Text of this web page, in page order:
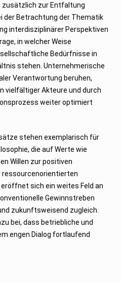
zur Entfaltung
der Betrachtung der Thematik
interdisziplinärer Perspektiven
in welcher Weise
Bedürfnisse in
stehen. Unternehmerische
Verantwortung beruhen,
vielfältiger Akteure und durch
weiter optimiert
stehen exemplarisch für
die auf Werte wie
Willen zur positiven
ressourcenorientierten
sich ein weites Feld an
Gewinnstreben
zukunftsweisend zugleich.
bei, dass betriebliche und
engen Dialog fortlaufend